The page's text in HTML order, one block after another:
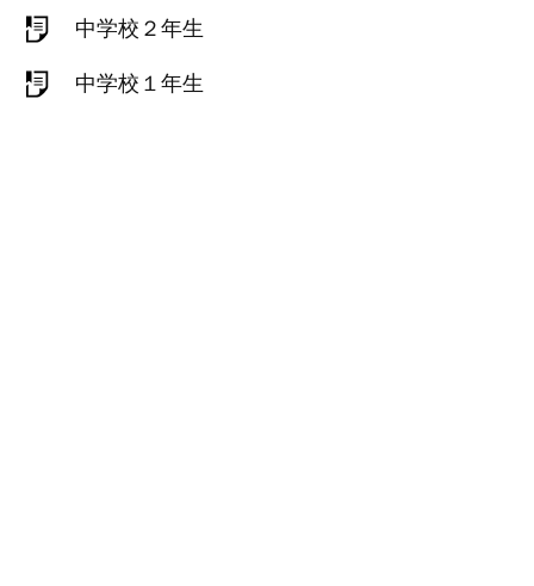
中学校２年生
中学校１年生